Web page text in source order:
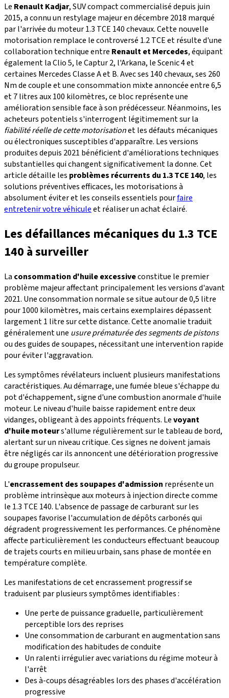
Le Renault Kadjar, SUV compact commercialisé depuis juin
2015, a connu un restylage majeur en décembre 2018 marqué
par l'arrivée du moteur 1.3 TCE 140 chevaux. Cette nouvelle
motorisation remplace le controversé 1.2 TCE et résulte d'une
collaboration technique entre Renault et Mercedes, équipant
également la Clio 5, le Captur 2, l'Arkana, le Scenic 4 et
certaines Mercedes Classe A et B. Avec ses 140 chevaux, ses 260
Nm de couple et une consommation mixte annoncée entre 6,5
et 7 litres aux 100 kilomètres, ce bloc représente une
amélioration sensible face à son prédécesseur. Néanmoins, les
acheteurs potentiels s'interrogent légitimement sur la
fiabilité réelle de cette motorisationet les défauts mécaniques
ou électroniques susceptibles d'apparaître. Les versions
produites depuis 2021 bénéficient d'améliorations techniques
substantielles qui changent significativement la donne. Cet
article détaille les problèmes récurrents du 1.3 TCE 140, les
solutions préventives efficaces, les motorisations à
absolument éviter et les conseils essentiels pourfaire
entretenir votre véhiculeet réaliser un achat éclairé.
Les défaillances mécaniques du 1.3 TCE
140 à surveiller
La consommation d'huile excessiveconstitue le premier
problème majeur affectant principalement les versions d'avant
2021. Une consommation normale se situe autour de 0,5 litre
pour 1000 kilomètres, mais certains exemplaires dépassent
largement 1 litre sur cette distance. Cette anomalie traduit
généralement une usure prématurée des segments de pistons
ou des guides de soupapes, nécessitant une intervention rapide
pour éviter l'aggravation.
Les symptômes révélateurs incluent plusieurs manifestations
caractéristiques. Au démarrage, une fumée bleue s'échappe du
pot d'échappement, signe d'une combustion anormale d'huile
moteur. Le niveau d'huile baisse rapidement entre deux
vidanges, obligeant à des appoints fréquents. Levoyant
d'huile moteurs'allume régulièrement sur le tableau de bord,
alertant sur un niveau critique. Ces signes ne doivent jamais
être négligés car ils annoncent une détérioration progressive
du groupe propulseur.
L'encrassement des soupapes d'admission représente un
problème intrinsèque aux moteurs à injection directe comme
le 1.3 TCE 140. L'absence de passage de carburant sur les
soupapes favorise l'accumulation de dépôts carbonés qui
dégradent progressivement les performances. Ce phénomène
affecte particulièrement les conducteurs effectuant beaucoup
de trajets courts en milieu urbain, sans phase de montée en
température complète.
Les manifestations de cet encrassement progressif se
traduisent par plusieurs symptômes identifiables :
Une perte de puissance graduelle, particulièrement
perceptible lors des reprises
Une consommation de carburant en augmentation sans
modification des habitudes de conduite
Un ralenti irrégulier avec variations du régime moteur à
l'arrêt
Des à-coups désagréables lors des phases d'accélération
progressive